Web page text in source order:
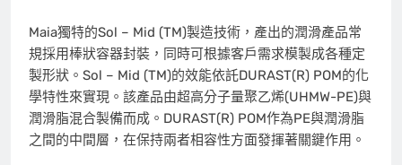
Maia獨特的Sol – Mid (TM)製造技術，產出的潤滑產品常
規採用棒狀容器封裝，同時可根據客戶需求模製成各種定
製形狀。Sol – Mid (TM)的效能依託DURAST(R) POM的化
學特性來實現。該產品由超高分子量聚乙烯(UHMW-PE)與
潤滑脂混合製備而成。DURAST(R) POM作為PE與潤滑脂
之間的中間層，在保持兩者相容性方面發揮著關鍵作用。